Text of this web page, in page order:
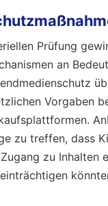
Prüfung
an
Vorgaben
zu treffen, dass
zu Inhalten